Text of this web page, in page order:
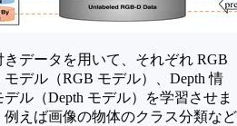
データを用いて、それぞれ RGB
デル（RGB モデル）、Depth 情
ル（Depth モデル）を学習させま
えば画像の物体のクラス分類など